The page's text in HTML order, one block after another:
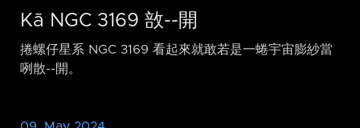
Kā NGC 3169 敨-⁠-開
捲螺仔星系 NGC 3169 看起來就敢若是一蜷宇宙膨紗當
咧散-⁠-開。